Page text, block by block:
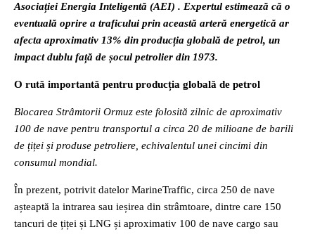
Asociației Energia Inteligentă (AEI) . Expertul estimează că o
eventuală oprire a traficului prin această arteră energetică ar
afecta aproximativ 13% din producția globală de petrol, un
impact dublu față de șocul petrolier din 1973.
O rută importantă pentru producția globală de petrol
Blocarea Strâmtorii Ormuz este folosită zilnic de aproximativ
100 de nave pentru transportul a circa 20 de milioane de barili
de țiței și produse petroliere, echivalentul unei cincimi din
consumul mondial.
În prezent, potrivit datelor MarineTraffic, circa 250 de nave
așteaptă la intrarea sau ieșirea din strâmtoare, dintre care 150
tancuri de țiței și LNG și aproximativ 100 de nave cargo sau